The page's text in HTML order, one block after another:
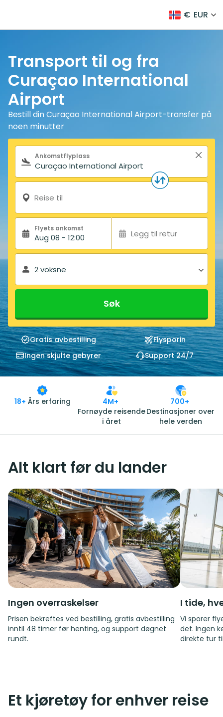
€ EUR
Transport til og fra
Curaçao International
Airport
Bestill din Curaçao International Airport-transfer på
noen minutter
Søkeskjema
Ankomstflyplass
Reise til
Flyets ankomst
Aug 08 - 12:00 Legg til retur
2 voksne
Søk
Gratis avbestilling
Flysporin
Ingen skjulte gebyrer
Support 24/7
18+ Års erfaring
4M+
Fornøyde reisende
i året
700+
Destinasjoner over
hele verden
Alt klart før du lander
Ingen overraskelser
Prisen bekreftes ved bestilling, gratis avbestilling
inntil 48 timer før henting, og support døgnet
rundt.
I tide,
Vi sporer
det. Ingen
direkte tur
Et kjøretøy for enhver reise